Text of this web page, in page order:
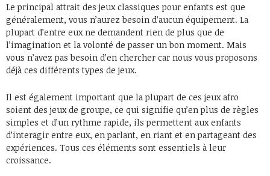
Le principal attrait des jeux classiques pour enfants est que
généralement, vous n’aurez besoin d’aucun équipement. La
plupart d’entre eux ne demandent rien de plus que de
l’imagination et la volonté de passer un bon moment. Mais
vous n’avez pas besoin d’en chercher car nous vous proposons
déjà ces différents types de jeux.
Il est également important que la plupart de ces jeux afro
soient des jeux de groupe, ce qui signifie qu’en plus de règles
simples et d’un rythme rapide, ils permettent aux enfants
d’interagir entre eux, en parlant, en riant et en partageant des
expériences. Tous ces éléments sont essentiels à leur
croissance.